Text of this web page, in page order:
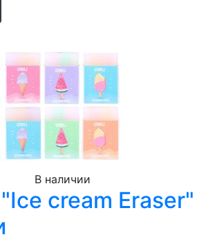
В наличии
cream Eraser"